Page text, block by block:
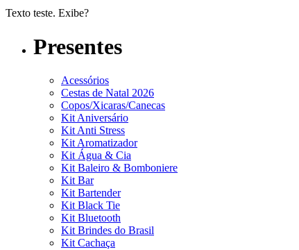
Texto teste. Exibe?
Presentes
Acessórios
Cestas de Natal 2026
Copos/Xicaras/Canecas
Kit Aniversário
Kit Anti Stress
Kit Aromatizador
Kit Água & Cia
Kit Baleiro & Bomboniere
Kit Bar
Kit Bartender
Kit Black Tie
Kit Bluetooth
Kit Brindes do Brasil
Kit Cachaça